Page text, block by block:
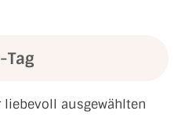
Tag
liebevoll ausgewählten